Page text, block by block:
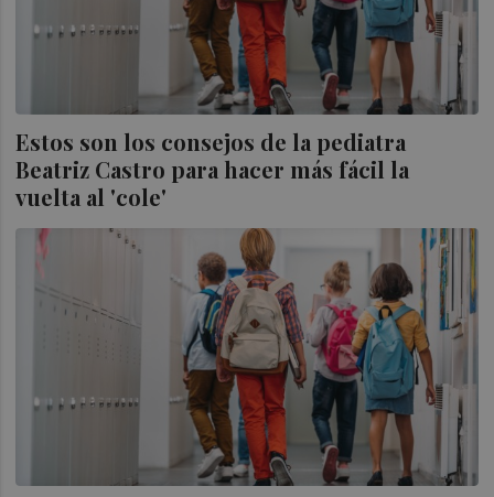
Estos son los consejos de la pediatra
Beatriz Castro para hacer más fácil la
vuelta al 'cole'